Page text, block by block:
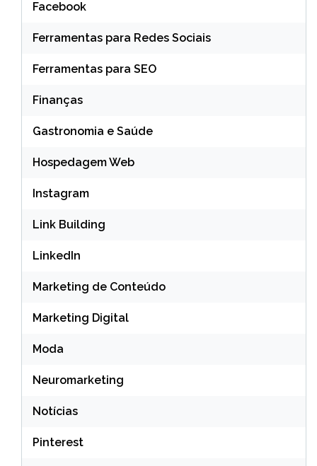
Facebook
Ferramentas para Redes Sociais
Ferramentas para SEO
Finanças
Gastronomia e Saúde
Hospedagem Web
Instagram
Link Building
LinkedIn
Marketing de Conteúdo
Marketing Digital
Moda
Neuromarketing
Notícias
Pinterest